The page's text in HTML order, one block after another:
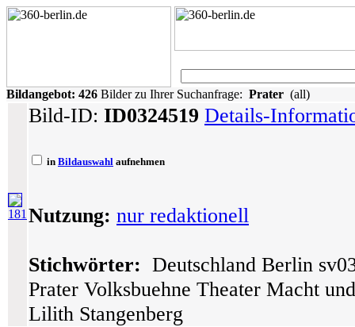
Bildangebot: 426 Bilder zu Ihrer Suchanfrage: Prater (all)
181
Bild-ID: ID0324519 Details-
in Bildauswahl aufnehmen
Nutzung: nur redaktionell
Stichwörter: Deutschland Berlin
Prater Volksbuehne Theater Macht
Lilith Stangenberg